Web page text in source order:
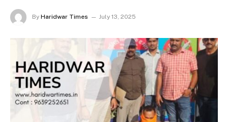
By Haridwar Times July 13, 2025